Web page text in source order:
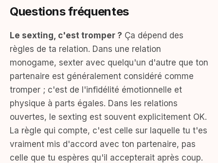
Questions fréquentes
Le sexting, c'est tromper ? Ça dépend des
règles de ta relation. Dans une relation
monogame, sexter avec quelqu'un d'autre que ton
partenaire est généralement considéré comme
tromper ; c'est de l'infidélité émotionnelle et
physique à parts égales. Dans les relations
ouvertes, le sexting est souvent explicitement OK.
La règle qui compte, c'est celle sur laquelle tu t'es
vraiment mis d'accord avec ton partenaire, pas
celle que tu espères qu'il accepterait après coup.